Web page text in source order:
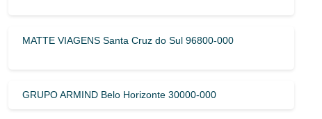
MATTE VIAGENS Santa Cruz do Sul 96800-000
GRUPO ARMIND Belo Horizonte 30000-000